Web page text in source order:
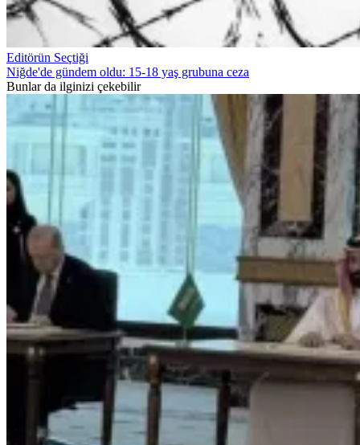
Editörün Seçtiği
Niğde'de gündem oldu: 15-18 yaş grubuna ceza
Bunlar da ilginizi çekebilir